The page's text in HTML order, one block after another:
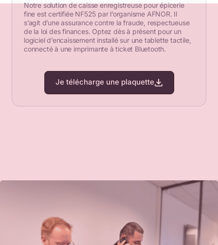
Notre solution de caisse enregistreuse pour épicerie
fine est certifiée NF525 par l’organisme AFNOR. Il
s’agit d’une assurance contre la fraude, respectueuse
de la loi des finances. Optez dès à présent pour un
logiciel d’encaissement installé sur une tablette tactile,
connecté à une imprimante à ticket Bluetooth.
Je télécharge une plaquette